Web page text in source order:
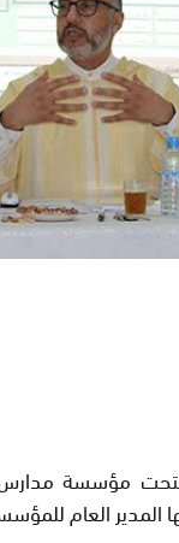
فتحت مؤسسة
العام